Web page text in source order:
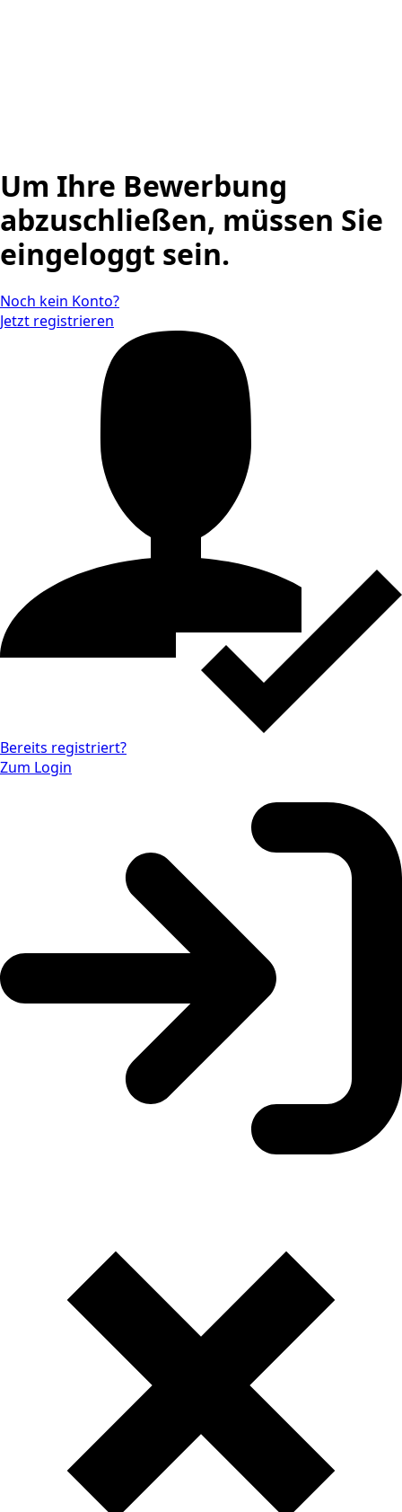
Um Ihre Bewerbung
abzuschließen, müssen Sie
eingeloggt sein.
Noch kein Konto?
Jetzt registrieren
Bereits registriert?
Zum Login